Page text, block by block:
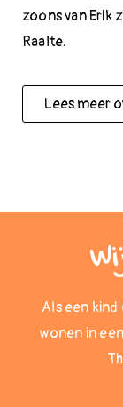
zoons van Erik
Raalte.
Lees meer
Als een
wonen in